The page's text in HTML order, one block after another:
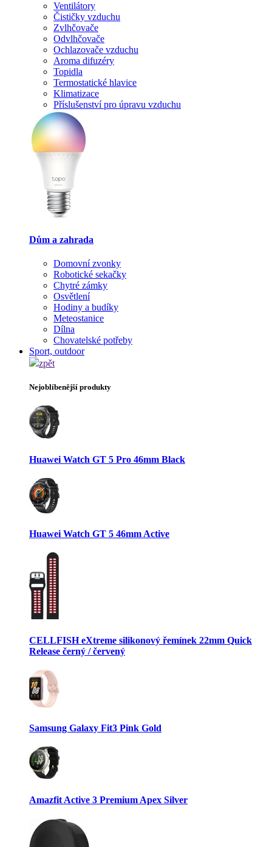
Ventilátory
Čističky vzduchu
Zvlhčovače
Odvlhčovače
Ochlazovače vzduchu
Aroma difuzéry
Topidla
Termostatické hlavice
Klimatizace
Příslušenství pro úpravu vzduchu
Dům a zahrada
Domovní zvonky
Robotické sekačky
Chytré zámky
Osvětlení
Hodiny a budíky
Meteostanice
Dílna
Chovatelské potřeby
Sport, outdoor
zpět
Nejoblíbenější produkty
Huawei Watch GT 5 Pro 46mm Black
Huawei Watch GT 5 46mm Active
CELLFISH eXtreme silikonový řemínek 22mm Quick
Release černý / červený
Samsung Galaxy Fit3 Pink Gold
Amazfit Active 3 Premium Apex Silver